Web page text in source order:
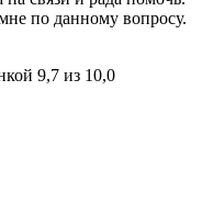
по данному вопросу.
9,7 из 10,0